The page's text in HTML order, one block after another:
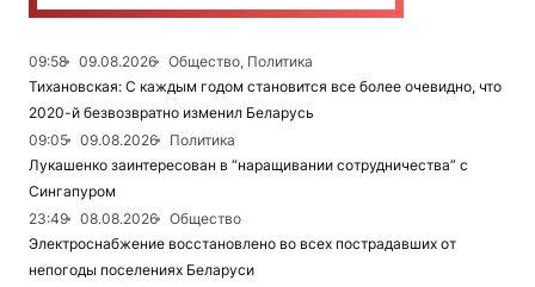
09:58 09.08.2026
Общество, Политика
Тихановская: С каждым годом становится все более очевидно, что
2020-й безвозвратно изменил Беларусь
09:05
09.08.2026
Политика
Лукашенко заинтересован в “наращивании сотрудничества” с
Сингапуром
23:49
08.08.2026
Общество
Электроснабжение восстановлено во всех пострадавших от
непогоды поселениях Беларуси